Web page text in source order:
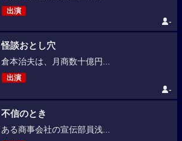
出演
-
怪談おとし穴
倉本治夫は、月商数十億円...
出演
-
不信のとき
ある商事会社の宣伝部員浅...